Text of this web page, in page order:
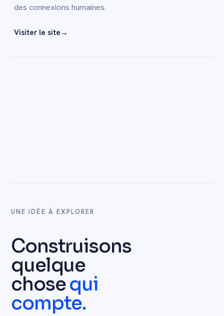
des connexions humaines.
Visiter le site →
UNE IDÉE À EXPLORER
Construisons
quelque
chosequi
compte.